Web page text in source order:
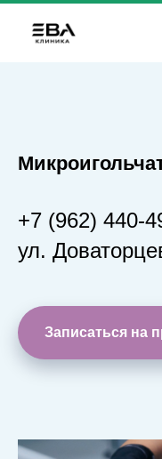
+7 (962) 440-
ул.
Записаться на